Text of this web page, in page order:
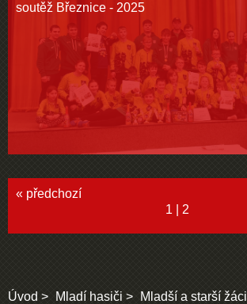
soutěž Březnice - 2025
« předchozí
1
2
Úvod Mladí hasiči Mladší a starší žáci